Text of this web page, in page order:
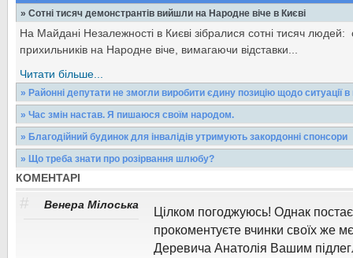
» Сотні тисяч демонстрантів вийшли на Народне віче в Києві
На Майдані Незалежності в Києві зібралися сотні тисяч людей:
прихильників на Народне віче, вимагаючи відставки...
Читати більше...
» Районні депутати не змогли виробити єдину позицію щодо ситуації в
5 грудня 2013 року була скликана позачергова сесія
головною метою було обговорити...
Читати більше...
» Час змін настав. Я пишаюся своїм народом.
Суспільство живе не тільки за вимогою часу, а й керуючись
зумовлюють наш принцип буття.Але між кількістю...
Читати більше...
» Благодійний будинок для інвалідів утримують закордонні спонсори
Нуль гривень платять батьки за перебування в благодійному
Виноградові, якій відзначив своє 15-річчя
» Що треба знати про розірвання шлюбу?
Одружилися - добре. Надумали розлучитися - що треба знати
шлюбу?На Закарпатті, і на Виноградівщині зокрема,...
КОМЕНТАРІ
# Венера Мілоська
Цілком погоджуюсь! Однак
прокоментуєте вчинки своїх же
Деревича Анатолія Вашим